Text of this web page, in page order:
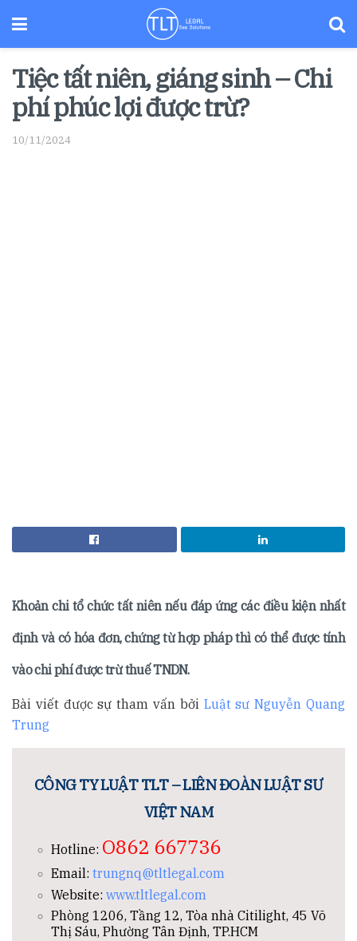
Tiệc tất niên, giáng sinh – Chi
phí phúc lợi được trừ?
10/11/2024
Khoản chi tổ chức tất niên nếu đáp ứng các điều kiện nhất
định và có hóa đơn, chứng từ hợp pháp thì có thể được tính
vào chi phí được trừ thuế TNDN.
Bài viết được sự tham vấn bởi Luật sư Nguyễn Quang
Trung
CÔNG TY LUẬT TLT – LIÊN ĐOÀN LUẬT SƯ
VIỆT NAM
Hotline: O862 667736
Email: trungnq@tltlegal.com
Website:www.tltlegal.com
Phòng 1206, Tầng 12, Tòa nhà Citilight, 45 Võ
Thị Sáu, Phường Tân Định, TP.HCM